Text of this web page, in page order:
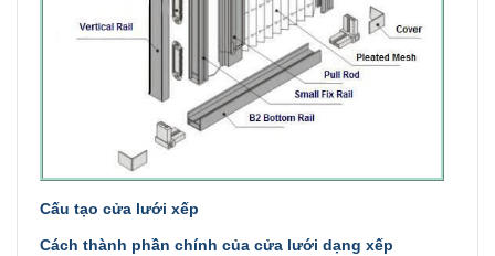
Cấu tạo cửa lưới xếp
Cách thành phần chính của cửa lưới dạng xếp